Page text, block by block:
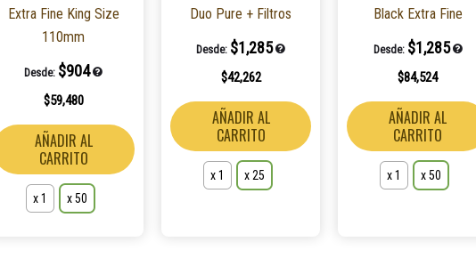
Extra Fine King Size
110mm
Desde: $904
$59,480
AÑADIR AL
CARRITO
producto
x 1 x 50
Duo Pure + Filtros
Desde: $1,285
$42,262
AÑADIR AL
CARRITO
producto
x 1 x 25
Black Extra Fine
Desde: $1,285
$84,524
AÑADIR AL
CARRITO
x 1 x 50